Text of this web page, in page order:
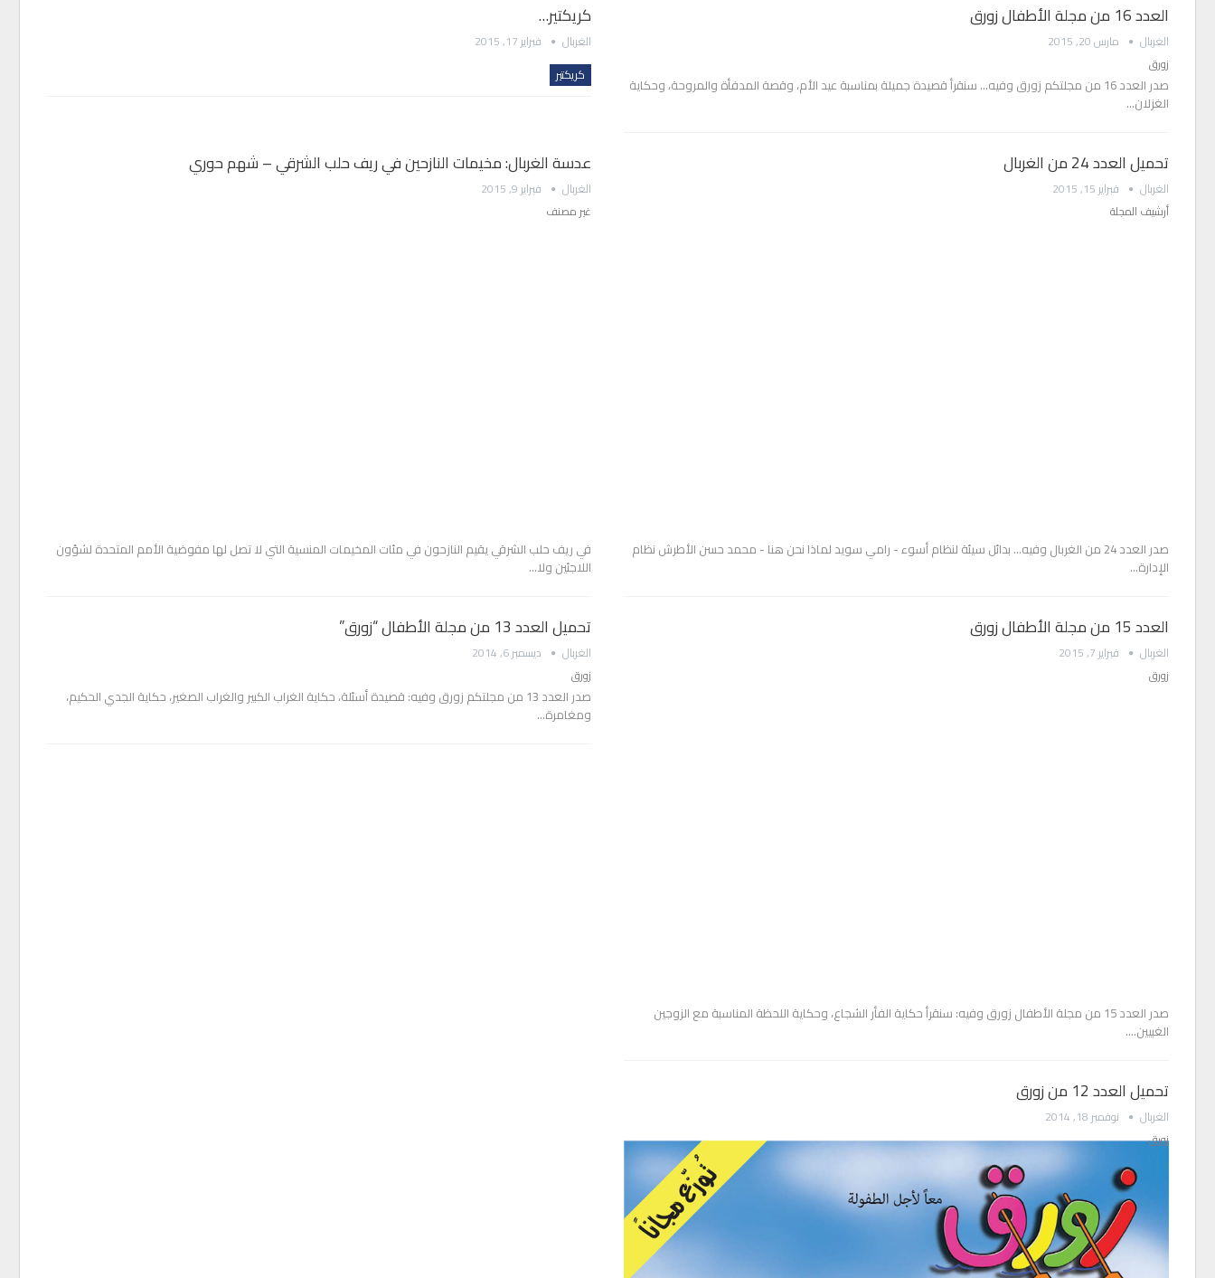
العدد 16 من مجلة الأطفال زورق
الغربال
مارس 20, 2015
زورق
صدر العدد 16 من مجلتكم زورق وفيه... سنقرأ قصيدة جميلة بمناسبة عيد الأم، وقصة المدفأة والمروحة، وحكاية
الغزلان…
كريكتير…
الغربال
فبراير 17, 2015
كريكتير
تحميل العدد 24 من الغربال
الغربال
فبراير 15, 2015
أرشيف المجلة
صدر العدد 24 من الغربال وفيه... بدائل سيئة لنظام أسوء - رامي سويد لماذا نحن هنا - محمد حسن الأطرش نظام
الإدارة…
عدسة الغربال: مخيمات النازحين في ريف حلب الشرقي – شهم حوري
الغربال
فبراير 9, 2015
غير مصنف
في ريف حلب الشرقي يقيم النازحون في مئات المخيمات المنسية التي لا تصل لها مفوضية الأمم المتحدة لشؤون
اللاجئين ولا…
العدد 15 من مجلة الأطفال زورق
الغربال
فبراير 7, 2015
زورق
صدر العدد 15 من مجلة الأطفال زورق وفيه: سنقرأ حكاية الفأر الشجاع، وحكاية اللحظة المناسبة مع الزوجين
الغبيين.…
تحميل العدد 13 من مجلة الأطفال “زورق”
الغربال
ديسمبر 6, 2014
زورق
صدر العدد 13 من مجلتكم زورق وفيه: قصيدة أسئلة، حكاية الغراب الكبير والغراب الصغير، حكاية الجدي الحكيم،
ومغامرة…
تحميل العدد 12 من زورق
الغربال
نوفمبر 18, 2014
زورق